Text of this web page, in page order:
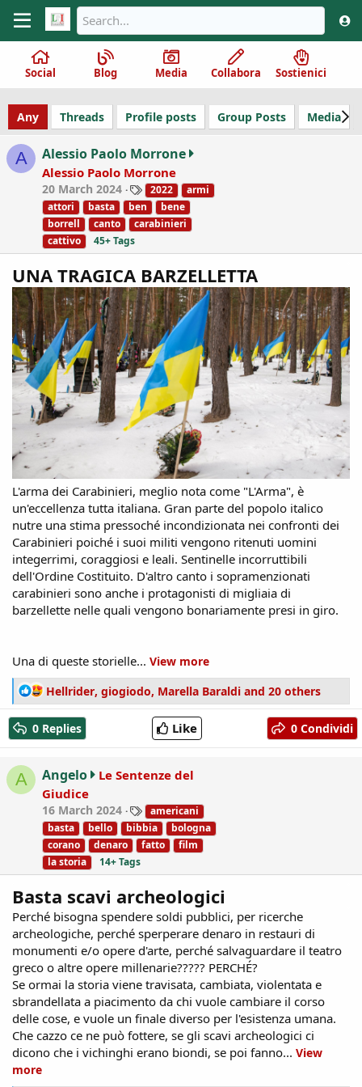
Social Blog Media Collabora Sostienici
Any Threads Profile posts Group Posts Media
A Alessio Paolo Morrone
Alessio Paolo Morrone
20 March 2024
T
a
g
s
2022
armi
attori
basta ben
bene
borrell
canto
carabinieri
cattivo
45+ Tags
UNA TRAGICA BARZELLETTA
L'arma dei Carabinieri, meglio nota come "L'Arma", è
un'eccellenza tutta italiana. Gran parte del popolo italico
nutre una stima pressoché incondizionata nei confronti dei
Carabinieri poiché i suoi militi vengono ritenuti uomini
integerrimi, coraggiosi e leali. Sentinelle incorruttibili
dell'Ordine Costituito. D'altro canto i sopramenzionati
carabinieri sono anche i protagonisti di migliaia di
barzellette nelle quali vengono bonariamente presi in giro.
Una di queste storielle... View more
R
e
a
c
t
i
o
n
s
Hellrider, giogiodo, Marella Baraldi and 20 others
0 Replies Like 0 Condividi
A Angelo
Le Sentenze del
Giudice
16 March 2024
T
a
g
s
americani
basta
bello bibbia
bologna
corano
denaro fatto
film
la storia
14+ Tags
Basta scavi archeologici
Perché bisogna spendere soldi pubblici, per ricerche
archeologiche, perché sperperare denaro in restauri di
monumenti e/o opere d'arte, perché salvaguardare il teatro
greco o altre opere millenarie????? PERCHÉ?
Se ormai la storia viene travisata, cambiata, violentata e
sbrandellata a piacimento da chi vuole cambiare il corso
delle cose, e vuole un finale diverso per l'esistenza umana.
Che cazzo ce ne può fottere, se gli scavi archeologici ci
dicono che i vichinghi erano biondi, se poi fanno... View
more